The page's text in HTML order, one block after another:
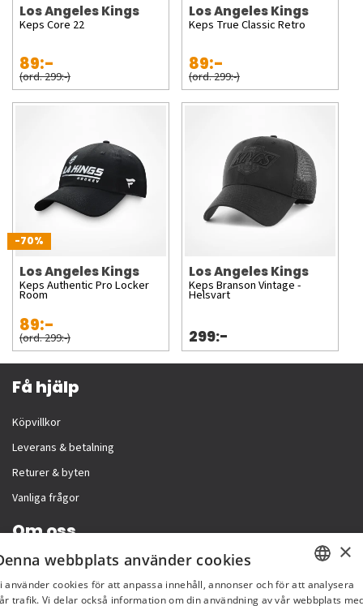
Los Angeles Kings
Keps Core 22
89:-
(ord. 299:-)
Los Angeles Kings
Keps True Classic Retro
89:-
(ord. 299:-)
-70%
Los Angeles Kings
Keps Authentic Pro Locker
Room
89:-
(ord. 299:-)
Los Angeles Kings
Keps Branson Vintage -
Helsvart
299:-
Få hjälp
Köpvillkor
Leverans & betalning
Returer & byten
Vanliga frågor
Om oss
Företagsinformation
SWEDISH
×
webbplats använder cookies
använder cookies för att anpassa innehåll, annonser och för att analysera
trafik. Vi delar också information om din användning av vår webbplats